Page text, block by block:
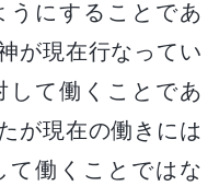
うにすることであ
が現在行なってい
して働くことであ
が現在の働きには
て働くことではな